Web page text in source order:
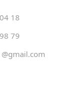
18
79